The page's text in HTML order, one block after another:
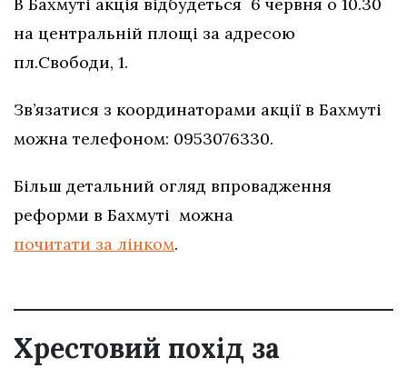
В Бахмуті акція відбудеться 6 червня о 10.30
на центральній площі за адресою
пл.Свободи, 1.
Зв’язатися з координаторами акції в Бахмуті
можна телефоном: 0953076330.
Більш детальний огляд впровадження
реформи в Бахмуті можна
почитати за лінком.
Хрестовий похід за